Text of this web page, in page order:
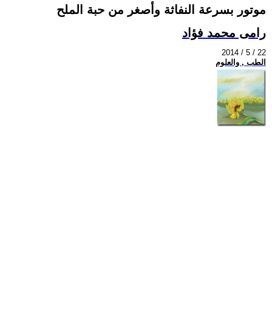
موتور بسرعة النفاثة وأصغر من حبة الملح
رامى محمد فؤاد
2014 / 5 / 22
الطب , والعلوم